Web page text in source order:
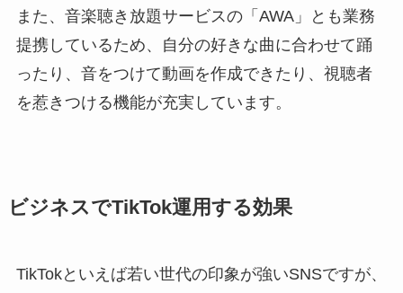
また、音楽聴き放題サービスの「AWA」とも業務
提携しているため、自分の好きな曲に合わせて踊
ったり、音をつけて動画を作成できたり、視聴者
を惹きつける機能が充実しています。
ビジネスでTikTok運用する効果
TikTokといえば若い世代の印象が強いSNSですが、